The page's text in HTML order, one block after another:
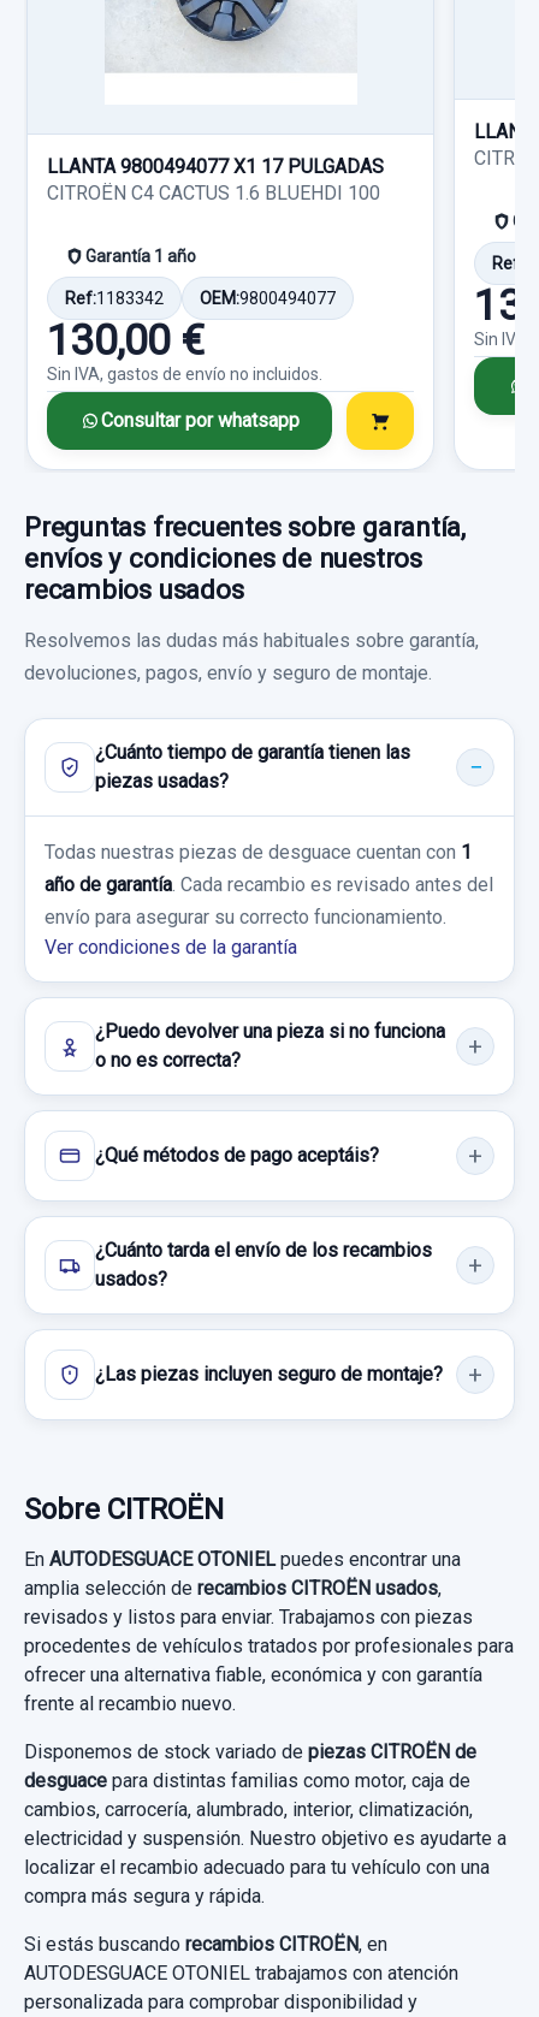
CATADIOPTRICO TRASERO IZQUIERDO
usado.
CITROËN C4 BERLINA COLLECTION
Ref:726060
20,00 €
Sin IVA, gastos de envío no incluidos.
Consultar por whatsapp
OEM:9662643980
20,00 €
Consultar por whatsapp
MOTOR ELECTRICO H19959UB42 INFERIOR DE
TRAMPILLA DCHO
MOTOR ELECTRICO H19959UB42
INFERIOR... usado.
Garantía 1 año
Ref:720567 OEM:H19959UB42
24,79 €
Sin IVA, gastos de envío no incluidos.
Consultar por whatsapp
CITROËN C4 BERLINA COLLECTION
40,00 €
Consultar por whatsapp
LLANTA 9800494077 X1 17 PULGADAS
CITROËN C4 CACTUS 1.6 BLUEHDI 100
Garantía 1 año
Ref:1183342 OEM:9800494077
130,00 €
Sin IVA, gastos de envío no incluidos.
Consultar por whatsapp
Ref:
Sin IVA,
Preguntas frecuentes sobre garantía,
envíos y condiciones de nuestros
recambios usados
Resolvemos las dudas más habituales sobre garantía,
devoluciones, pagos, envío y seguro de montaje.
¿Cuánto tiempo de garantía tienen las
piezas usadas?
Todas nuestras piezas de desguace cuentan con 1
año de garantía . Cada recambio es revisado antes del
envío para asegurar su correcto funcionamiento.
Ver condiciones de la garantía
¿Puedo devolver una pieza si no funciona
o no es correcta?
¿Qué métodos de pago aceptáis?
¿Cuánto tarda el envío de los recambios
usados?
¿Las piezas incluyen seguro de montaje?
Sobre CITROËN
En AUTODESGUACE OTONIELpuedes encontrar una
amplia selección de recambios CITROËN usados,
revisados y listos para enviar. Trabajamos con piezas
procedentes de vehículos tratados por profesionales para
ofrecer una alternativa fiable, económica y con garantía
frente al recambio nuevo.
Disponemos de stock variado de piezas CITROËN de
desguace para distintas familias como motor, caja de
cambios, carrocería, alumbrado, interior, climatización,
electricidad y suspensión. Nuestro objetivo es ayudarte a
localizar el recambio adecuado para tu vehículo con una
compra más segura y rápida.
Si estás buscando recambios CITROËN, en
AUTODESGUACE OTONIEL trabajamos con atención
personalizada para comprobar disponibilidad y